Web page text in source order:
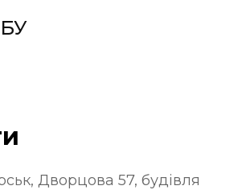
Дворцова 57, будівля